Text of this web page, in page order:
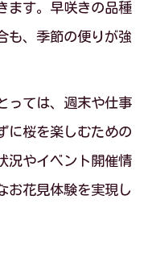
ます。早咲きの品種
も、季節の便りが強
っては、週末や仕事
に桜を楽しむための
況やイベント開催情
お花見体験を実現し